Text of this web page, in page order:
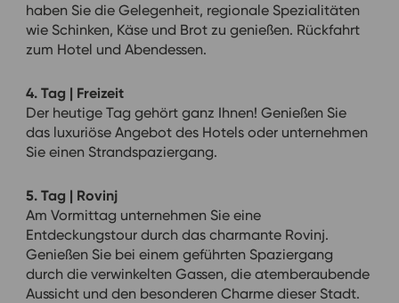
haben Sie die Gelegenheit, regionale Spezialitäten
wie Schinken, Käse und Brot zu genießen. Rückfahrt
zum Hotel und Abendessen.
4. Tag | Freizeit
Der heutige Tag gehört ganz Ihnen! Genießen Sie
das luxuriöse Angebot des Hotels oder unternehmen
Sie einen Strandspaziergang.
5. Tag | Rovinj
Am Vormittag unternehmen Sie eine
Entdeckungstour durch das charmante Rovinj.
Genießen Sie bei einem geführten Spaziergang
durch die verwinkelten Gassen, die atemberaubende
Aussicht und den besonderen Charme dieser Stadt.